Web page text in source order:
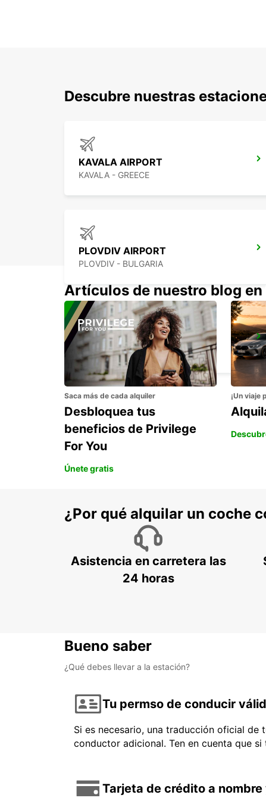
Descubre nuestras
KAVALA AIRPORT
KAVALA - GREECE
PLOVDIV AIRPORT
PLOVDIV - BULGARIA
CANAKKALE
CANAKKALE - TURKEY
Artículos de nuestro blog en
Saca más de cada alquiler
Desbloquea tus
beneficios de Privilege
For You
Únete gratis
¡Un viaje
¿Por qué alquilar un coche
Asistencia en carretera las
24 horas
Bueno saber
¿Qué debes llevar a la estación?
Tu permso de conducir
Si es necesario, una traducción oficial
conductor adicional. Ten en cuenta que
Tarjeta de crédito a